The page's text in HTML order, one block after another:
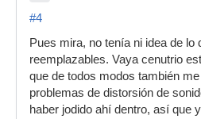
#4
Pues mira, no tenía ni idea de lo
reemplazables. Vaya cenutrio
que de todos modos también
problemas de distorsión de
haber jodido ahí dentro, así que